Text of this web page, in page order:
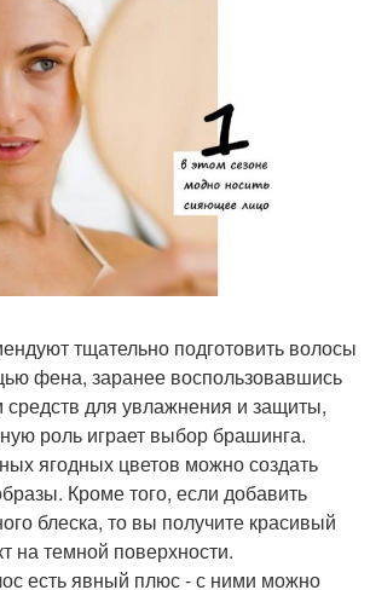
тщательно подготовить волосы
фена, заранее воспользовавшись
для увлажнения и защиты,
роль играет выбор брашинга.
ягодных цветов можно создать
Кроме того, если добавить
блеска, то вы получите красивый
на темной поверхности.
есть явный плюс - с ними можно